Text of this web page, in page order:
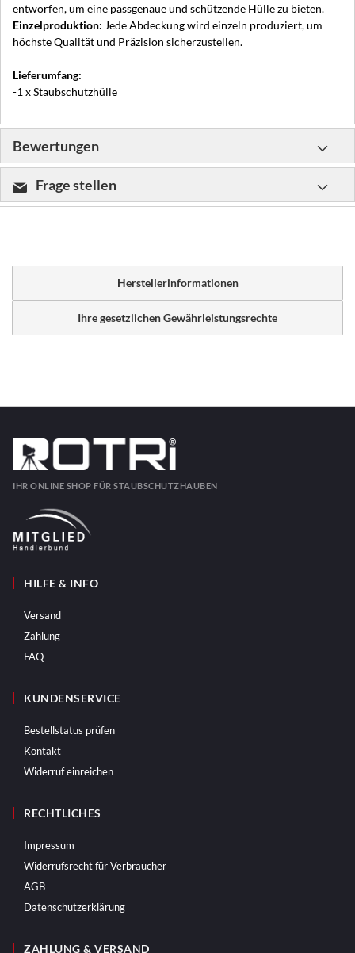
entworfen, um eine passgenaue und schützende Hülle zu bieten.
Einzelproduktion: Jede Abdeckung wird einzeln produziert, um
höchste Qualität und Präzision sicherzustellen.
Lieferumfang:
-1 x Staubschutzhülle
Bewertungen
Frage stellen
Herstellerinformationen
Ihre gesetzlichen Gewährleistungsrechte
IHR ONLINE SHOP FÜR STAUBSCHUTZHAUBEN
HILFE & INFO
Versand
Zahlung
FAQ
KUNDENSERVICE
Bestellstatus prüfen
Kontakt
Widerruf einreichen
RECHTLICHES
Impressum
Widerrufsrecht für Verbraucher
AGB
Datenschutzerklärung
ZAHLUNG & VERSAND